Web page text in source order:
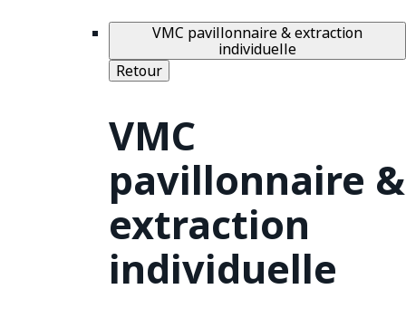
VMC pavillonnaire & extraction
individuelle
Retour
VMC
pavillonnaire &
extraction
individuelle